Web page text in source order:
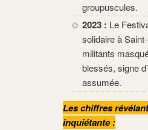
groupuscules.
2023 : Le
solidaire à
militants
blessés, signe
assumée.
Les chiffres
inquiétante :